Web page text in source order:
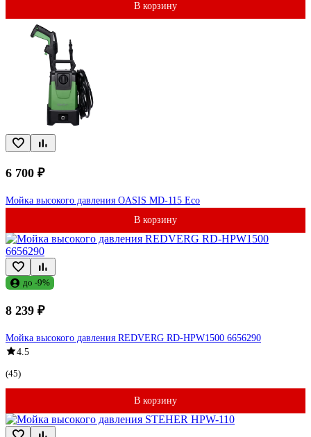
В корзину
6 700 ₽
Мойка высокого давления OASIS MD-115 Eco
В корзину
до -9%
8 239 ₽
Мойка высокого давления REDVERG RD-HPW1500 6656290
4.5
(45)
В корзину